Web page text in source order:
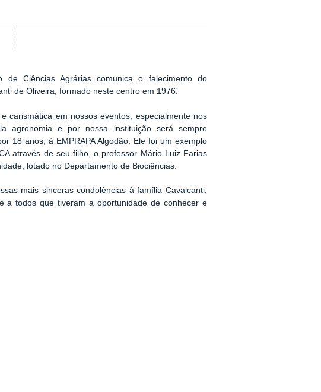
Ciências Agrárias comunica o falecimento do
de Oliveira, formado neste centro em 1976.
carismática em nossos eventos, especialmente nos
agronomia e por nossa instituição será sempre
18 anos, à EMPRAPA Algodão.
Ele foi um exemplo
através de seu filho, o professor Mário Luiz Farias
lotado no Departamento de Biociências.
mais sinceras condolências à família Cavalcanti,
a todos que tiveram a oportunidade de conhecer e